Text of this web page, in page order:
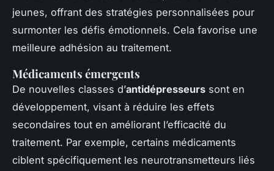
jeunes, offrant des stratégies personnalisées pour
surmonter les défis émotionnels. Cela favorise une
meilleure adhésion au traitement.
Médicaments émergents
De nouvelles classes d’antidépresseurs sont en
développement, visant à réduire les effets
secondaires tout en améliorant l’efficacité du
traitement. Par exemple, certains médicaments
ciblent spécifiquement les neurotransmetteurs liés